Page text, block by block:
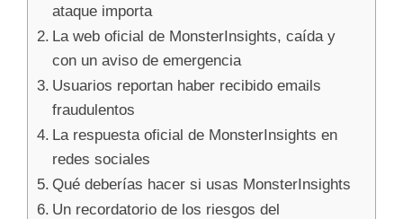
ataque importa
La web oficial de MonsterInsights, caída y
con un aviso de emergencia
Usuarios reportan haber recibido emails
fraudulentos
La respuesta oficial de MonsterInsights en
redes sociales
Qué deberías hacer si usas MonsterInsights
Un recordatorio de los riesgos del